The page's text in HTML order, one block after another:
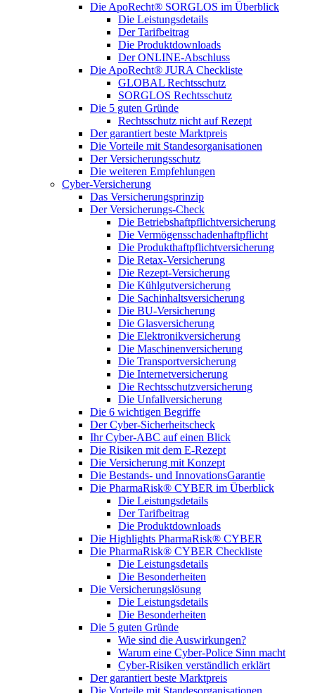
Die ApoRecht® SORGLOS im Überblick
Die Leistungsdetails
Der Tarifbeitrag
Die Produktdownloads
Der ONLINE-Abschluss
Die ApoRecht® JURA Checkliste
GLOBAL Rechtsschutz
SORGLOS Rechtsschutz
Die 5 guten Gründe
Rechtsschutz nicht auf Rezept
Der garantiert beste Marktpreis
Die Vorteile mit Standesorganisationen
Der Versicherungsschutz
Die weiteren Empfehlungen
Cyber-Versicherung
Das Versicherungsprinzip
Der Versicherungs-Check
Die Betriebshaftpflichtversicherung
Die Vermögensschadenhaftpflicht
Die Produkthaftpflichtversicherung
Die Retax-Versicherung
Die Rezept-Versicherung
Die Kühlgutversicherung
Die Sachinhaltsversicherung
Die BU-Versicherung
Die Glasversicherung
Die Elektronikversicherung
Die Maschinenversicherung
Die Transportversicherung
Die Internetversicherung
Die Rechtsschutzversicherung
Die Unfallversicherung
Die 6 wichtigen Begriffe
Der Cyber-Sicher­heits­check
Ihr Cyber-ABC auf einen Blick
Die Risiken mit dem E-Rezept
Die Versicherung mit Konzept
Die Bestands- und InnovationsGarantie
Die PharmaRisk® CYBER im Überblick
Die Leistungsdetails
Der Tarifbeitrag
Die Produktdownloads
Die Highlights PharmaRisk® CYBER
Die PharmaRisk® CYBER Checkliste
Die Leistungsdetails
Die Besonderheiten
Die Versicherungslösung
Die Leistungsdetails
Die Besonderheiten
Die 5 guten Gründe
Wie sind die Auswirkungen?
Warum eine Cyber-Police Sinn macht
Cyber-Risiken verständlich erklärt
Der garantiert beste Marktpreis
Die Vorteile mit Standesorganisationen